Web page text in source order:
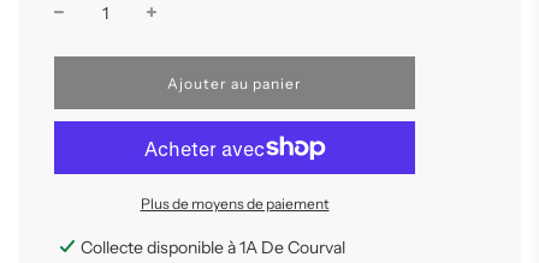
C
a
r
m
n
Ajouter au panier
Plus de moyens de paiement
Collecte disponible à 1A De Courval